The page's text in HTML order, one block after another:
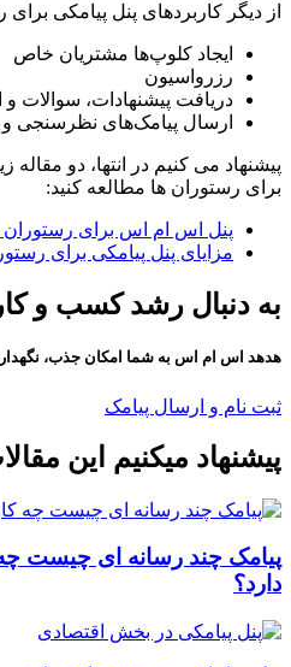
از دیگر کاربردهای پنل پیامکی
ایجاد کلوپ‌ها مشتریان خاص
رزرواسیون
دریافت پیشنهادات، سوالات و
ارسال پیامک‌های نظرسنجی
پیشنهاد می کنیم در انتها، دو مقاله
برای رستوران ها مطالعه کنید:
پنل اس ام اس برای رستوران
مزایای پنل پیامکی برای
به دنبال رشد کسب و
هدهد اس ام اس به شما امکان جذب،
ثبت نام و ارسال پیامک
پیشنهاد میکنیم این
پیامک چند رسانه‌ ای چیست چه
دارد؟